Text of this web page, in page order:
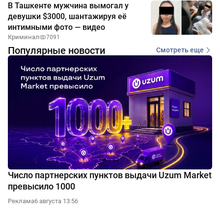
В Ташкенте мужчина вымогал у
девушки $3000, шантажируя её
интимными фото — видео
Криминал 7091
Популярные новости Смотреть еще
Число партнерских пунктов выдачи Uzum Market
превысило 1000
Реклама6 августа 13:56